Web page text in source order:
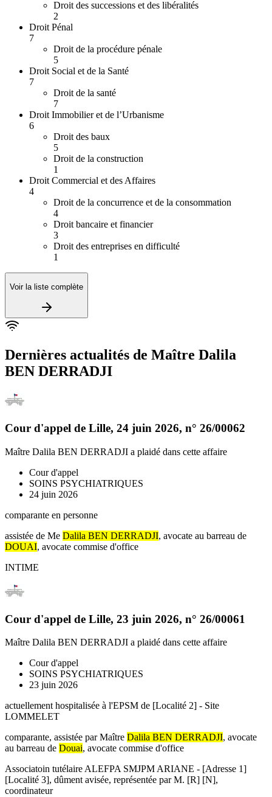
Droit des successions et des libéralités
2
Droit Pénal
7
Droit de la procédure pénale
5
Droit Social et de la Santé
7
Droit de la santé
7
Droit Immobilier et de l’Urbanisme
6
Droit des baux
5
Droit de la construction
1
Droit Commercial et des Affaires
4
Droit de la concurrence et de la consommation
4
Droit bancaire et financier
3
Droit des entreprises en difficulté
1
Voir la liste complète
Dernières actualités de Maître Dalila
BEN DERRADJI
Cour d'appel de Lille, 24 juin 2026, n° 26/00062
Maître Dalila BEN DERRADJI a plaidé dans cette affaire
Cour d'appel
SOINS PSYCHIATRIQUES
24 juin 2026
comparante en personne
assistée de Me Dalila BEN DERRADJI, avocate au barreau de
DOUAI, avocate commise d'office
INTIME
Cour d'appel de Lille, 23 juin 2026, n° 26/00061
Maître Dalila BEN DERRADJI a plaidé dans cette affaire
Cour d'appel
SOINS PSYCHIATRIQUES
23 juin 2026
actuellement hospitalisée à l'EPSM de [Localité 2] - Site
LOMMELET
comparante, assistée par Maître Dalila BEN DERRADJI, avocate
au barreau de Douai, avocate commise d'office
Associatoin tutélaire ALEFPA SMJPM ARIANE - [Adresse 1]
[Localité 3], dûment avisée, représentée par M. [R] [N],
coordinateur